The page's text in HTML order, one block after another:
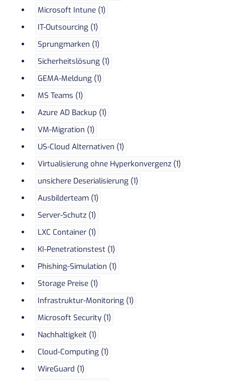
Microsoft Intune (1)
IT-Outsourcing (1)
Sprungmarken (1)
Sicherheitslösung (1)
GEMA-Meldung (1)
MS Teams (1)
Azure AD Backup (1)
VM-Migration (1)
US-Cloud Alternativen (1)
Virtualisierung ohne Hyperkonvergenz (1)
unsichere Deserialisierung (1)
Ausbilderteam (1)
Server-Schutz (1)
LXC Container (1)
KI-Penetrationstest (1)
Phishing-Simulation (1)
Storage Preise (1)
Infrastruktur-Monitoring (1)
Microsoft Security (1)
Nachhaltigkeit (1)
Cloud-Computing (1)
WireGuard (1)